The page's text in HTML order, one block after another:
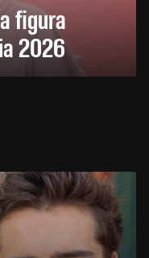
figura
2026